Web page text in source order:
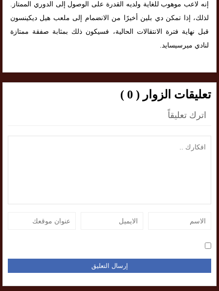
إنه لاعب موهوب للغاية ولديه القدرة على الوصول إلى الدوري الممتاز.
لذلك، إذا تمكن دي بلين أخيرًا من الانضمام إلى ملعب هيل ديكينسون
قبل نهاية فترة الانتقالات الحالية، فسيكون ذلك بمثابة صفقة ممتازة
لنادي ميرسيسايد.
تعليقات الزوار ( 0 )
اترك تعليقاً